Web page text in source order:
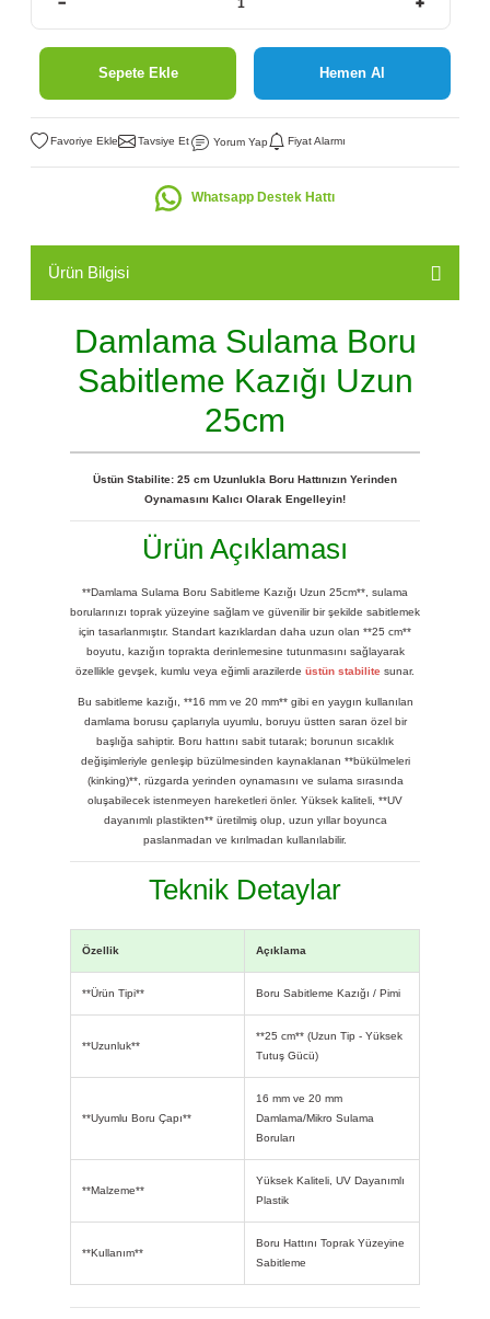
Sepete Ekle Hemen Al
Tavsiye Et Yorum Yap Fiyat Alarmı
Whatsapp Destek Hattı
Ürün Bilgisi
Damlama Sulama Boru
Sabitleme Kazığı Uzun
25cm
Üstün Stabilite: 25 cm Uzunlukla Boru Hattınızın Yerinden
Oynamasını Kalıcı Olarak Engelleyin!
Ürün Açıklaması
**Damlama Sulama Boru Sabitleme Kazığı Uzun 25cm**, sulama
borularınızı toprak yüzeyine sağlam ve güvenilir bir şekilde sabitlemek
için tasarlanmıştır. Standart kazıklardan daha uzun olan **25 cm**
boyutu, kazığın toprakta derinlemesine tutunmasını sağlayarak
özellikle gevşek, kumlu veya eğimli arazilerde üstün stabilite sunar.
Bu sabitleme kazığı, **16 mm ve 20 mm** gibi en yaygın kullanılan
damlama borusu çaplarıyla uyumlu, boruyu üstten saran özel bir
başlığa sahiptir. Boru hattını sabit tutarak; borunun sıcaklık
değişimleriyle genleşip büzülmesinden kaynaklanan **bükülmeleri
(kinking)**, rüzgarda yerinden oynamasını ve sulama sırasında
oluşabilecek istenmeyen hareketleri önler. Yüksek kaliteli, **UV
dayanımlı plastikten** üretilmiş olup, uzun yıllar boyunca
paslanmadan ve kırılmadan kullanılabilir.
Teknik Detaylar
Özellik Açıklama
**Ürün Tipi** Boru Sabitleme Kazığı / Pimi
**Uzunluk**
**25 cm** (Uzun Tip - Yüksek
Tutuş Gücü)
**Uyumlu Boru Çapı**
16 mm ve 20 mm
Damlama/Mikro Sulama
Boruları
**Malzeme**
Yüksek Kaliteli, UV Dayanımlı
Plastik
**Kullanım**
Boru Hattını Toprak Yüzeyine
Sabitleme